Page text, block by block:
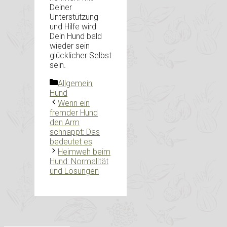
Deiner
Unterstützung
und Hilfe wird
Dein Hund bald
wieder sein
glücklicher Selbst
sein.
Kategorien
Allgemein,
Hund
Wenn ein
fremder Hund
den Arm
schnappt: Das
bedeutet es
Heimweh beim
Hund: Normalität
und Lösungen